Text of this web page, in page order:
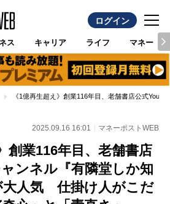
ログイン
ス キャリア ライフ マネー
《1億再生超え》創業116年目、老舗書店公式
2025.09.16 16:01 マネーポストWEB
創業116年目、老舗書店
ンネル『有隣堂しか知
大人気 仕掛け人がこだ